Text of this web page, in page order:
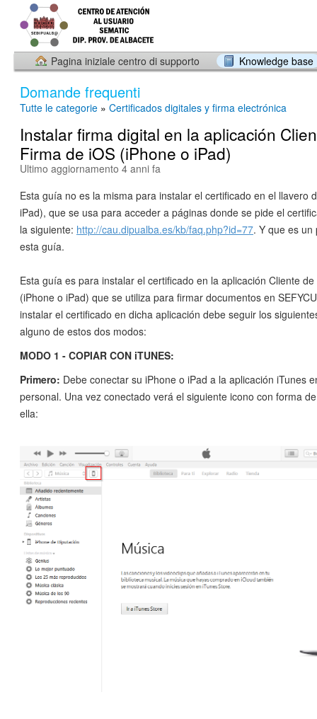
Pagina iniziale centro di supporto Knowledge base
Domande frequenti
Tutte le categorie » Certificados digitales y firma electrónica
Instalar firma digital en la aplicación
Firma de iOS (iPhone o iPad)
Ultimo aggiornamento 4 anni fa
Esta guía no es la misma para instalar el certificado en el llavero
iPad), que se usa para acceder a páginas donde se pide el
la siguiente: http://cau.dipualba.es/kb/faq.php?id=77. Y que es un
esta guía.
Esta guía es para instalar el certificado en la aplicación Cliente
(iPhone o iPad) que se utiliza para firmar documentos en
instalar el certificado en dicha aplicación debe seguir los
alguno de estos dos modos:
MODO 1 - COPIAR CON iTUNES:
Primero: Debe conectar su iPhone o iPad a la aplicación iTunes
personal. Una vez conectado verá el siguiente icono con forma
ella: